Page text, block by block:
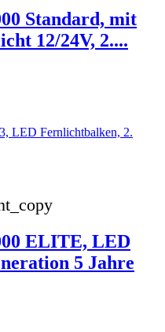
Standard, mit
12/24V, 2....
ELITE, LED
5 Jahre